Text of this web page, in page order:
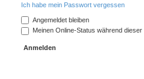
Ich habe mein Passwort vergessen
Angemeldet bleiben
Meinen Online-Status während